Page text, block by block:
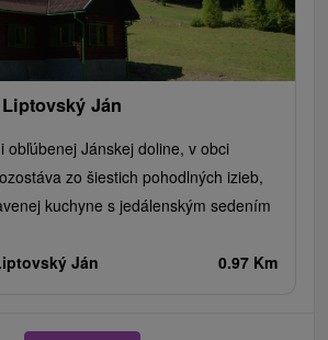
Ján
obľúbenej Jánskej doline, v obci
zo šiestich pohodlných izieb,
kuchyne s jedálenským sedením
Ján 0.97 Km